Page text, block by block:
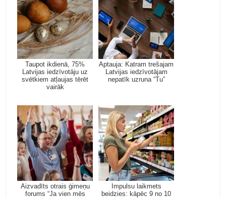
Taupot ikdienā, 75%
Latvijas iedzīvotāju uz
svētkiem atļaujas tērēt
vairāk
Aptauja: Katram trešajam
Latvijas iedzīvotājam
nepatīk uzruna “Tu”
Aizvadīts otrais ģimeņu
forums “Ja vien mēs
Impulsu laikmets
beidzies: kāpēc 9 no 10